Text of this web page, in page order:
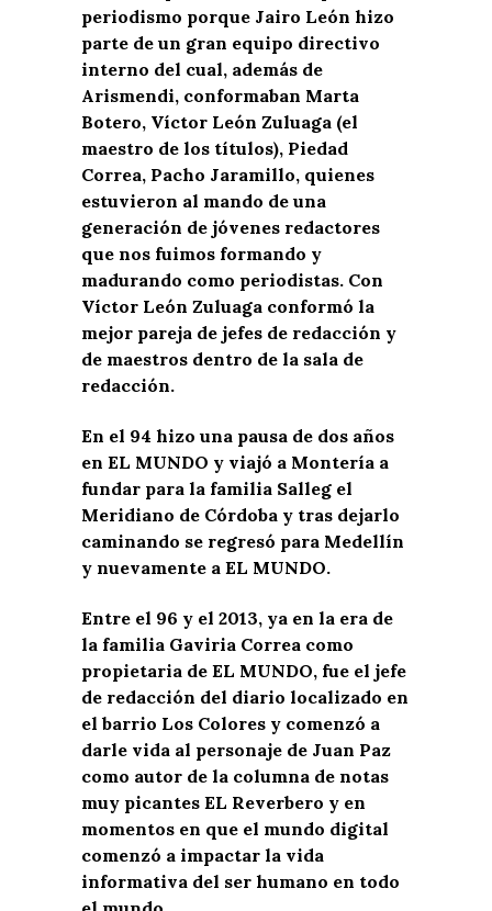
periodismo porque Jairo León hizo
parte de un gran equipo directivo
interno del cual, además de
Arismendi, conformaban Marta
Botero, Víctor León Zuluaga (el
maestro de los títulos), Piedad
Correa, Pacho Jaramillo, quienes
estuvieron al mando de una
generación de jóvenes redactores
que nos fuimos formando y
madurando como periodistas. Con
Víctor León Zuluaga conformó la
mejor pareja de jefes de redacción y
de maestros dentro de la sala de
redacción.
En el 94 hizo una pausa de dos años
en EL MUNDO y viajó a Montería a
fundar para la familia Salleg el
Meridiano de Córdoba y tras dejarlo
caminando se regresó para Medellín
y nuevamente a EL MUNDO.
Entre el 96 y el 2013, ya en la era de
la familia Gaviria Correa como
propietaria de EL MUNDO, fue el jefe
de redacción del diario localizado en
el barrio Los Colores y comenzó a
darle vida al personaje de Juan Paz
como autor de la columna de notas
muy picantes EL Reverbero y en
momentos en que el mundo digital
comenzó a impactar la vida
informativa del ser humano en todo